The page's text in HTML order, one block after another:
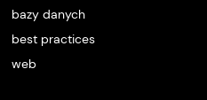
bazy danych
best practices
web